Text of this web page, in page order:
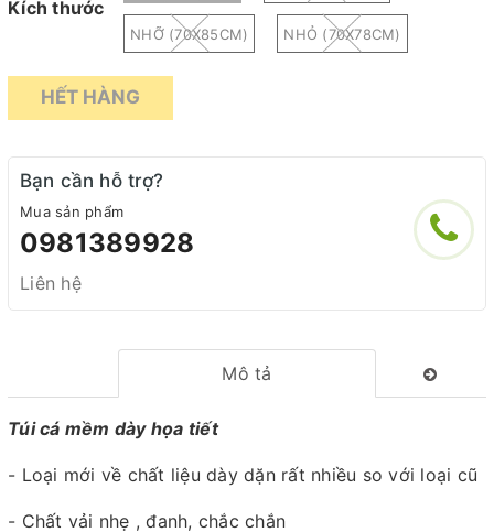
Kích thước
NHỠ (70X85CM) NHỎ (70X78CM)
HẾT HÀNG
Bạn cần hỗ trợ?
Mua sản phẩm
0981389928
Liên hệ
Mô tả
Túi cá mềm dày họa tiết
- Loại mới về chất liệu dày dặn rất nhiều so với loại cũ
- Chất vải nhẹ , đanh, chắc chắn